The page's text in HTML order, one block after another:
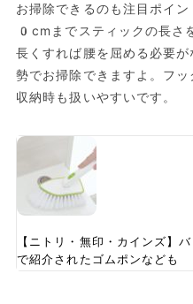
お掃除できるのも注目ポ
0cmまでスティックの長さ
長くすれば腰を屈める必要
勢でお掃除できますよ。フッ
収納時も扱いやすいです。
【ニトリ・無印・カインズ
で紹介されたゴムポンなども